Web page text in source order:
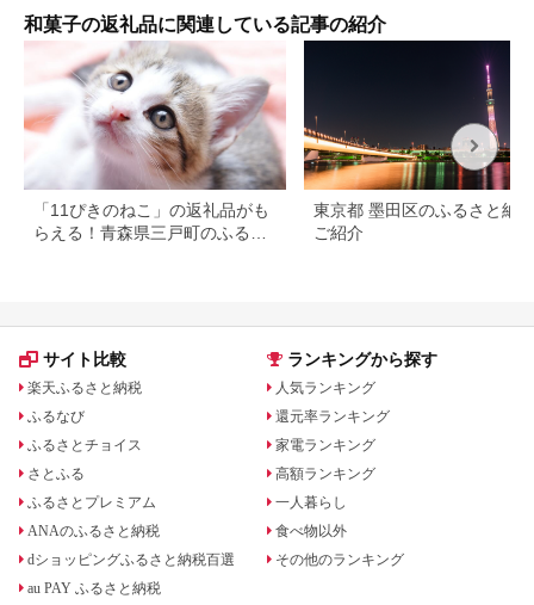
和菓子の返礼品に関連している記事の紹介
「11ぴきのねこ」の返礼品がも
らえる！青森県三戸町のふるさ
東京都 墨田区のふるさと納
ご紹介
サイト比較
楽天ふるさと納税
ふるなび
ふるさとチョイス
さとふる
ふるさとプレミアム
ANAのふるさと納税
dショッピングふるさと納税百選
au PAY ふるさと納税
ランキングから探す
人気ランキング
還元率ランキング
家電ランキング
高額ランキング
一人暮らし
食べ物以外
その他のランキング